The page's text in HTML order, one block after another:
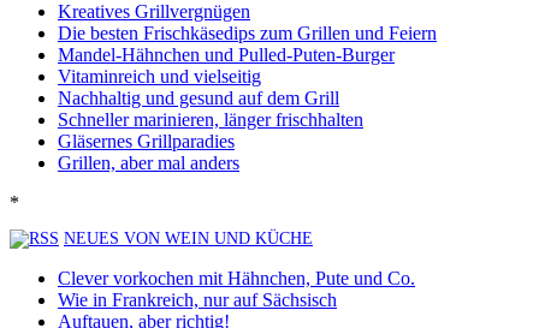
Kreatives Grillvergnügen
Die besten Frischkäsedips zum Grillen und Feiern
Mandel-Hähnchen und Pulled-Puten-Burger
Vitaminreich und vielseitig
Nachhaltig und gesund auf dem Grill
Schneller marinieren, länger frischhalten
Gläsernes Grillparadies
Grillen, aber mal anders
*
NEUES VON WEIN UND KÜCHE
Clever vorkochen mit Hähnchen, Pute und Co.
Wie in Frankreich, nur auf Sächsisch
Auftauen, aber richtig!